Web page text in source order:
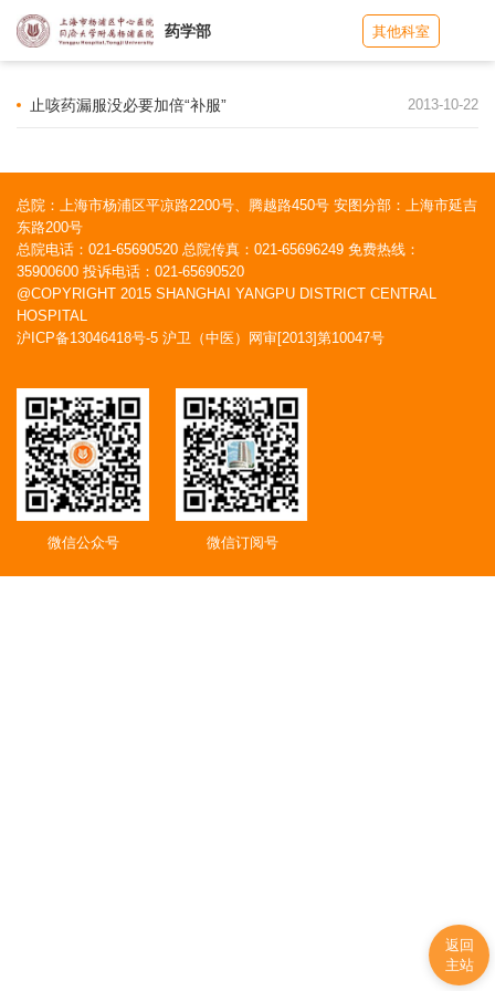
药学部 其他科室
返回
主站
止咳药漏服没必要加倍“补服” 2013-10-22
总院：上海市杨浦区平凉路2200号、腾越路450号 安图分部：上海市延吉
东路200号
总院电话：021-65690520 总院传真：021-65696249 免费热线：
35900600 投诉电话：021-65690520
@COPYRIGHT 2015 SHANGHAI YANGPU DISTRICT CENTRAL
HOSPITAL
沪ICP备13046418号-5 沪卫（中医）网审[2013]第10047号
微信公众号 微信订阅号